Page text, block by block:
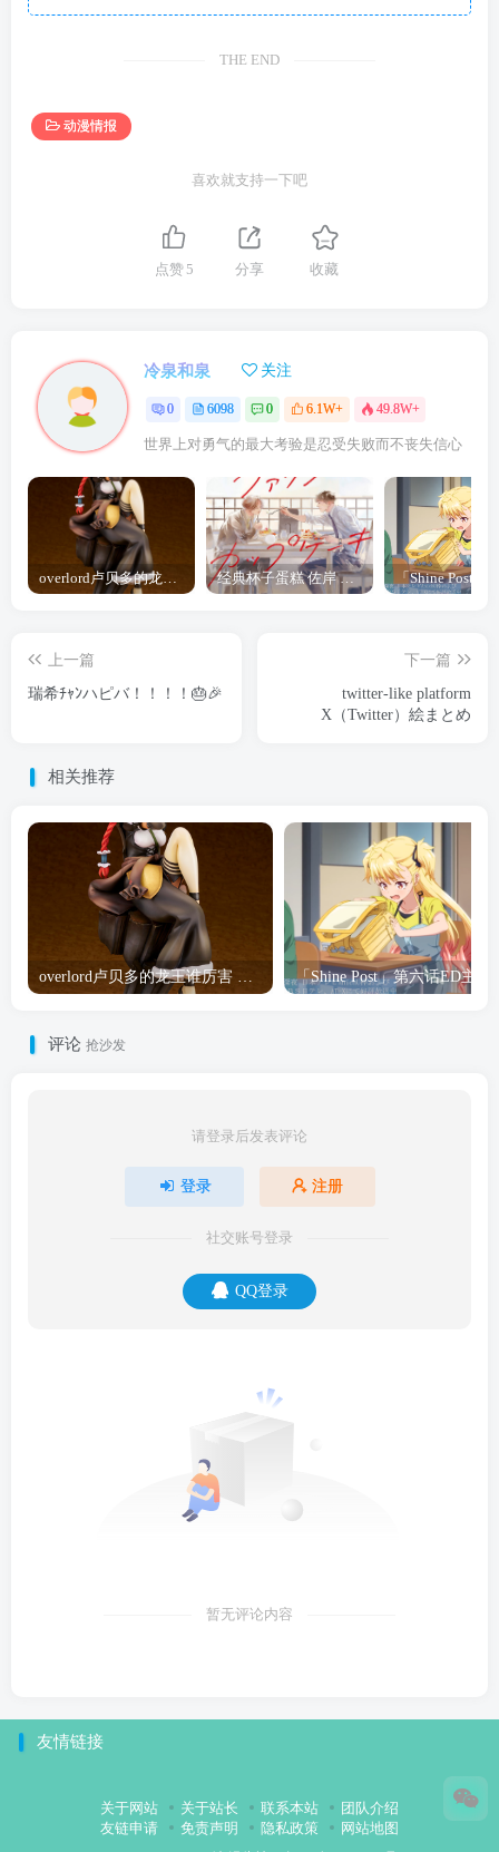
THE END
动漫情报
喜欢就支持一下吧
点赞 5 分享 收藏
冷泉和泉 关注
0 6098 0 6.1W+ 49.8W+
世界上对勇气的最大考验是忍受失败而不丧失信心
经典杯子蛋糕 佐岸 漫画「经典杯子蛋糕」宣布真人日剧化
上一篇
瑞希ﾁｬﾝハピバ！！！！🎂🎉
下一篇
twitter-like platform
X（Twitter）絵まとめ
相关推荐
评论 抢沙发
请登录后发表评论
登录 注册
社交账号登录
QQ登录
暂无评论内容
友情链接
关于网站 关于站长 联系本站
团队介绍
友链申请
免责声明 隐私政策 网站地图